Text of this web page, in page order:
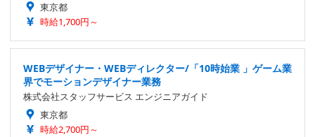
東京都
時給1,700円～
WEBデザイナー・WEBディレクター/「10時始業 」ゲーム業
界でモーションデザイナー業務
株式会社スタッフサービス エンジニアガイド
東京都
時給2,700円～